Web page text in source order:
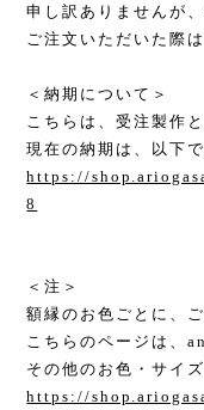
申し訳ありませんが
ご注文いただいた際
＜納期について＞
こちらは、受注製作と
現在の納期は、以下
https://
8
＜注＞
額縁のお色ごとに、
こちらのページは、
その他のお色・サイ
https://